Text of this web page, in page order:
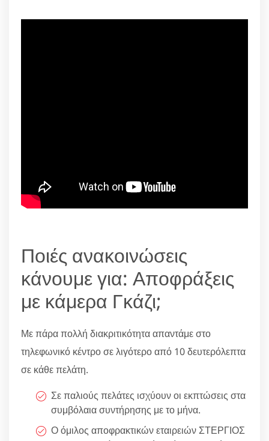
Ποιές ανακοινώσεις
κάνουμε για: Αποφράξεις
με κάμερα Γκάζι;
Με πάρα πολλή διακριτικότητα απαντάμε στο
τηλεφωνικό κέντρο σε λιγότερο από 10 δευτερόλεπτα
σε κάθε πελάτη.
Σε παλιούς πελάτες ισχύουν οι εκπτώσεις στα
συμβόλαια συντήρησης με το μήνα.
Ο όμιλος αποφρακτικών εταιρειών ΣΤΕΡΓΙΟΣ